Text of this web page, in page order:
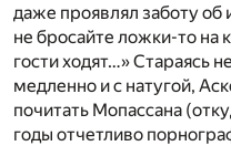
даже проявлял заботу об
не бросайте ложки-то на
гости ходят…» Стараясь
медленно и с натугой,
почитать Мопассана
годы отчетливо